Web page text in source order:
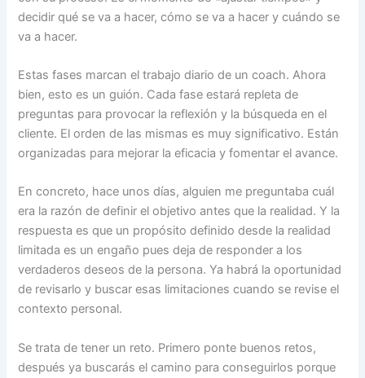
decidir qué se va a hacer, cómo se va a hacer y cuándo se
va a hacer.
Estas fases marcan el trabajo diario de un coach. Ahora
bien, esto es un guión. Cada fase estará repleta de
preguntas para provocar la reflexión y la búsqueda en el
cliente. El orden de las mismas es muy significativo. Están
organizadas para mejorar la eficacia y fomentar el avance.
En concreto, hace unos días, alguien me preguntaba cuál
era la razón de definir el objetivo antes que la realidad. Y la
respuesta es que un propósito definido desde la realidad
limitada es un engaño pues deja de responder a los
verdaderos deseos de la persona. Ya habrá la oportunidad
de revisarlo y buscar esas limitaciones cuando se revise el
contexto personal.
Se trata de tener un reto. Primero ponte buenos retos,
después ya buscarás el camino para conseguirlos porque